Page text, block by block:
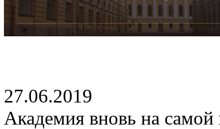
27.06.2019
Академия вновь на